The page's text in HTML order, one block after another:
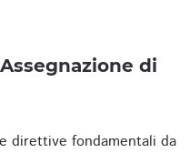
di
direttive fondamentali da